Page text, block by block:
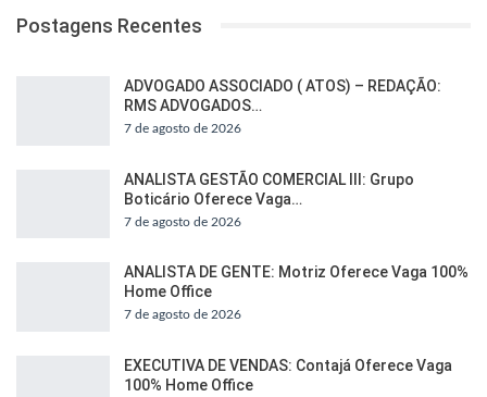
Postagens Recentes
ADVOGADO ASSOCIADO ( ATOS) – REDAÇÃO:
RMS ADVOGADOS…
7 de agosto de 2026
ANALISTA GESTÃO COMERCIAL III: Grupo
Boticário Oferece Vaga…
7 de agosto de 2026
ANALISTA DE GENTE: Motriz Oferece Vaga 100%
Home Office
7 de agosto de 2026
EXECUTIVA DE VENDAS: Contajá Oferece Vaga
100% Home Office